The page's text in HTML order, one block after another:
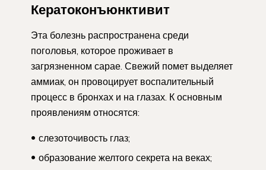
Кератоконъюнктивит
Эта болезнь распространена среди
поголовья, которое проживает в
загрязненном сарае. Свежий помет выделяет
аммиак, он провоцирует воспалительный
процесс в бронхах и на глазах. К основным
проявлениям относятся:
слезоточивость глаз;
образование желтого секрета на веках;